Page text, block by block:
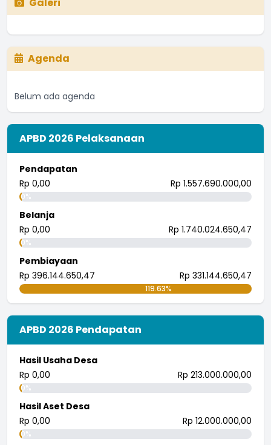
I Ketut Redes
baik
...selengkapnya
27 Juli 2018 08:13:51
I wayan randana
tingkatkan.
...selengkapnya
25 Juli 2018 09:30:04
Agenda
Belum ada agenda
APBD 2026 Pelaksanaan
Pendapatan
Rp 0,00
Rp 1.557.690.000,00
0%
Belanja
Rp 0,00
Rp 1.740.024.650,47
0%
Pembiayaan
Rp 396.144.650,47
Rp 331.144.650,47
119.63%
APBD 2026 Pendapatan
Hasil Usaha Desa
Rp 0,00
Rp 213.000.000,00
0%
Hasil Aset Desa
Rp 0,00
Rp 12.000.000,00
0%